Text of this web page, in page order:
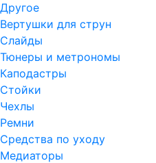
Другое
Вертушки для струн
Слайды
Тюнеры и метрономы
Каподастры
Стойки
Чехлы
Ремни
Средства по уходу
Медиаторы